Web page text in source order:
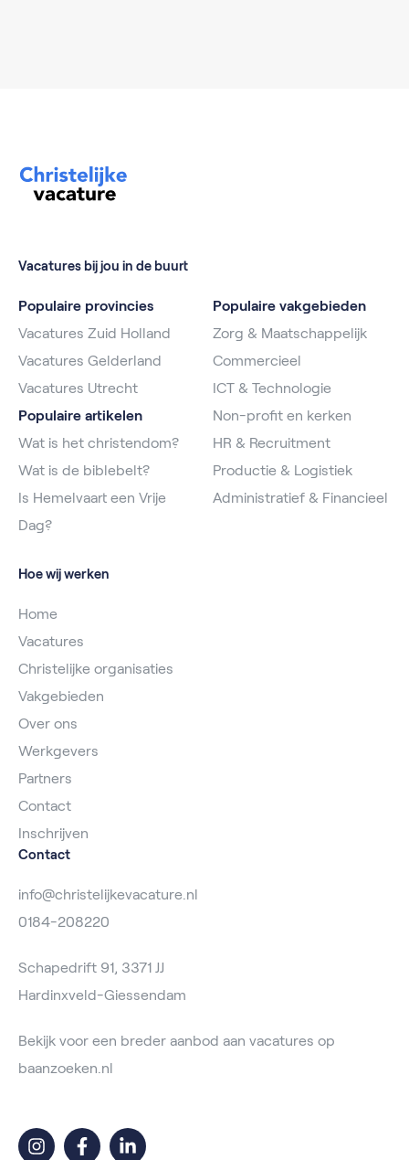
Vacatures bij jou in de buurt
Populaire provincies
Vacatures Zuid Holland
Vacatures Gelderland
Vacatures Utrecht
Populaire artikelen
Wat is het christendom?
Wat is de biblebelt?
Is Hemelvaart een Vrije
Dag?
Populaire vakgebieden
Zorg & Maatschappelijk
Commercieel
ICT & Technologie
Non-profit en kerken
HR & Recruitment
Productie & Logistiek
Administratief & Financieel
Hoe wij werken
Home
Vacatures
Christelijke organisaties
Vakgebieden
Over ons
Werkgevers
Partners
Contact
Inschrijven
Contact
info@christelijkevacature.nl
0184-208220
Schapedrift 91, 3371 JJ
Hardinxveld-Giessendam
Bekijk voor een breder aanbod aan vacatures op
baanzoeken.nl